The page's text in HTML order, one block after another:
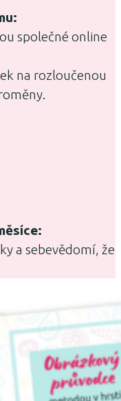
společné online
na rozloučenou
a sebevědomí, že